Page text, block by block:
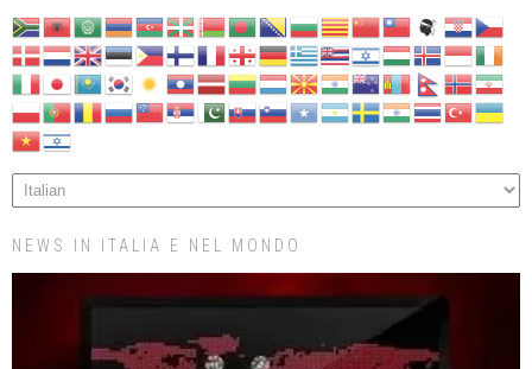
NEWS IN ITALIA E NEL MONDO